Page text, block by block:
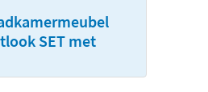
SET met